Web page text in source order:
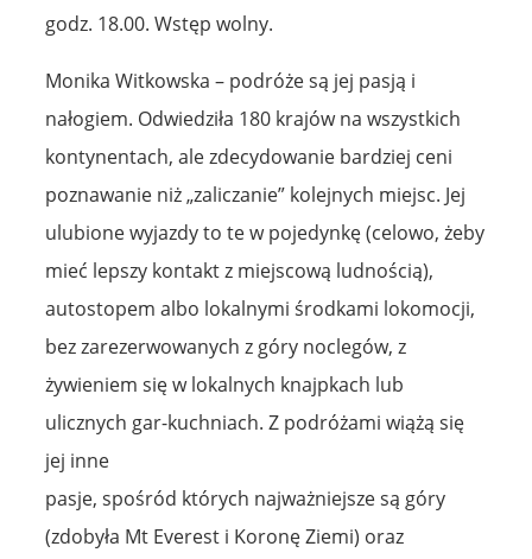
godz. 18.00. Wstęp wolny.
Monika Witkowska – podróże są jej pasją i
nałogiem. Odwiedziła 180 krajów na wszystkich
kontynentach, ale zdecydowanie bardziej ceni
poznawanie niż „zaliczanie” kolejnych miejsc. Jej
ulubione wyjazdy to te w pojedynkę (celowo, żeby
mieć lepszy kontakt z miejscową ludnością),
autostopem albo lokalnymi środkami lokomocji,
bez zarezerwowanych z góry noclegów, z
żywieniem się w lokalnych knajpkach lub
ulicznych gar-kuchniach. Z podróżami wiążą się
jej inne
pasje, spośród których najważniejsze są góry
(zdobyła Mt Everest i Koronę Ziemi) oraz